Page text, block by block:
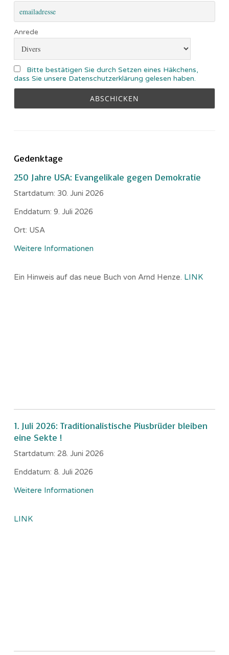
Anrede
Bitte bestätigen Sie durch Setzen eines Häkchens,
dass Sie unsere Datenschutzerklärung gelesen haben.
Gedenktage
250 Jahre USA: Evangelikale gegen Demokratie
Startdatum: 30. Juni 2026
Enddatum: 9. Juli 2026
Ort: USA
Weitere Informationen
Ein Hinweis auf das neue Buch von Arnd Henze. LINK
1. Juli 2026: Traditionalistische Piusbrüder bleiben
eine Sekte !
Startdatum: 28. Juni 2026
Enddatum: 8. Juli 2026
Weitere Informationen
LINK